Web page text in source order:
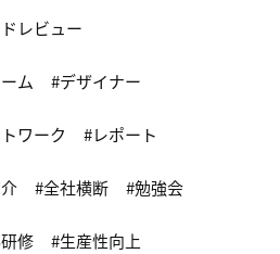
レビュー
ム デザイナー
ワーク レポート
全社横断 勉強会
修 生産性向上